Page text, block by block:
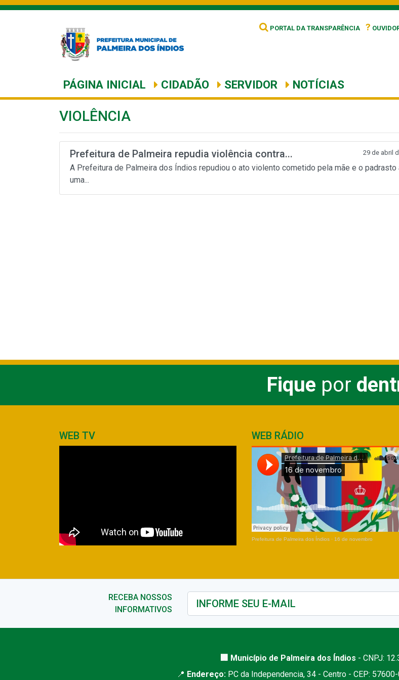
PORTAL DA TRANSPARÊNCIA ?
PÁGINA INICIAL CIDADÃO SERVIDOR NOTÍCIAS
VIOLÊNCIA
Prefeitura de Palmeira repudia violência contra... 29 de abril
A Prefeitura de Palmeira dos Índios repudiou o ato violento cometido pela mãe e o padrasto
uma...
Fique por
WEB TV WEB RÁDIO
Prefeitura de Palmeira dos Índios · 16 de novembro
RECEBA NOSSOS
INFORMATIVOS
🏢 Município de Palmeira dos Índios - CNPJ:
📍 Endereço: PC da Independencia, 34 - Centro - CEP: